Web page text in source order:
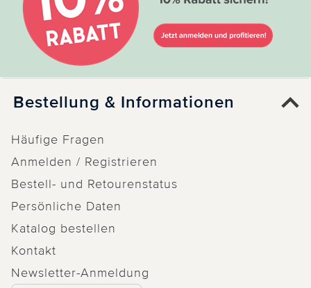
Bestellung & Informationen
Häufige Fragen
Anmelden / Registrieren
Bestell- und Retourenstatus
Persönliche Daten
Katalog bestellen
Kontakt
Newsletter-Anmeldung